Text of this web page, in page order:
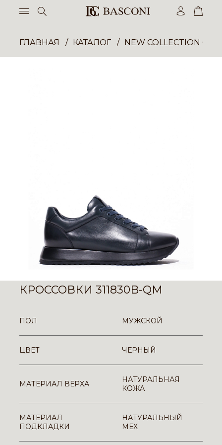
ГЛАВНАЯ КАТАЛОГ NEW COLLECTION
КРОССОВКИ 311830B-QM
ПОЛ МУЖСКОЙ
ЦВЕТ ЧЕРНЫЙ
МАТЕРИАЛ ВЕРХА
НАТУРАЛЬНАЯ
КОЖА
МАТЕРИАЛ
ПОДКЛАДКИ
НАТУРАЛЬНЫЙ
МЕХ